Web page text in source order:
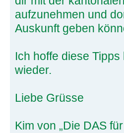
aufzunehmen und
Auskunft geben
Ich hoffe diese
wieder.
Liebe Grüsse
Kim von „Die DAS für